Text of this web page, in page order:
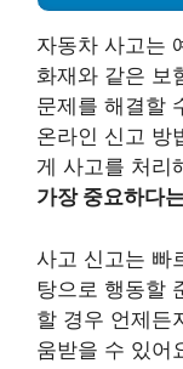
자동차 사고는
화재와 같은 보
문제를 해결할
온라인 신고 방
게 사고를 처리
가장 중요하다
사고 신고는 빠
탕으로 행동할
할 경우 언제든
움받을 수 있어